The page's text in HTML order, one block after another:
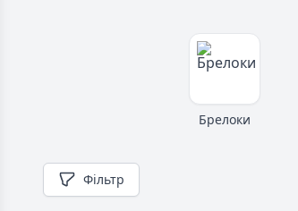
Брелоки
Фільтр